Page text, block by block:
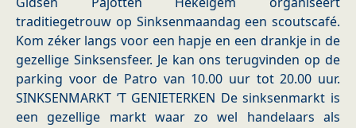
traditiegetrouw op Sinksenmaandag een scoutscafé.
Kom zéker langs voor een hapje en een drankje in de
gezellige Sinksensfeer. Je kan ons terugvinden op de
parking voor de Patro van 10.00 uur tot 20.00 uur.
SINKSENMARKT ’T GENIETERKEN De sinksenmarkt is
een gezellige markt waar zo wel handelaars als